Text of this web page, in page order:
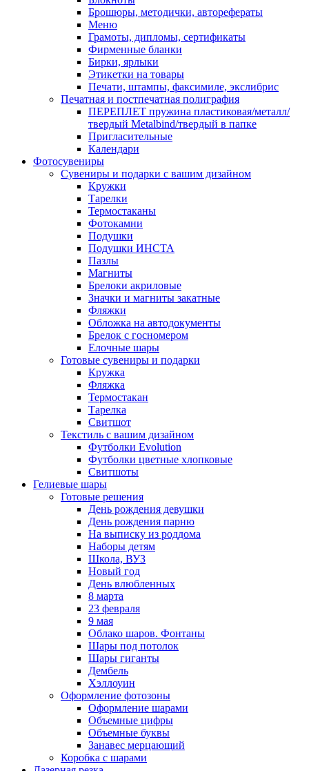
Брошюры, методички, авторефераты
Меню
Грамоты, дипломы, сертификаты
Фирменные бланки
Бирки, ярлыки
Этикетки на товары
Печати, штампы, факсимиле, экслибрис
Печатная и постпечатная полиграфия
ПЕРЕПЛЕТ пружина пластиковая/металл/
твердый Metalbind/твердый в папке
Пригласительные
Календари
Фотосувениры
Сувениры и подарки с вашим дизайном
Кружки
Тарелки
Термостаканы
Фотокамни
Подушки
Подушки ИНСТА
Пазлы
Магниты
Брелоки акриловые
Значки и магниты закатные
Фляжки
Обложка на автодокументы
Брелок с госномером
Елочные шары
Готовые сувениры и подарки
Кружка
Фляжка
Термостакан
Тарелка
Свитшот
Текстиль с вашим дизайном
Футболки Evolution
Футболки цветные хлопковые
Свитшоты
Гелиевые шары
Готовые решения
День рождения девушки
День рождения парню
На выписку из роддома
Наборы детям
Школа, ВУЗ
Новый год
День влюбленных
8 марта
23 февраля
9 мая
Облако шаров. Фонтаны
Шары под потолок
Шары гиганты
Дембель
Хэллоуин
Оформление фотозоны
Оформление шарами
Объемные цифры
Объемные буквы
Занавес мерцающий
Коробка с шарами